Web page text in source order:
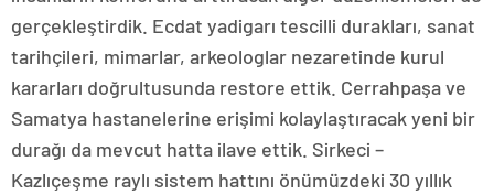
gerçekleştirdik. Ecdat yadigarı tescilli durakları, sanat
tarihçileri, mimarlar, arkeologlar nezaretinde kurul
kararları doğrultusunda restore ettik. Cerrahpaşa ve
Samatya hastanelerine erişimi kolaylaştıracak yeni bir
durağı da mevcut hatta ilave ettik. Sirkeci –
Kazlıçeşme raylı sistem hattını önümüzdeki 30 yıllık